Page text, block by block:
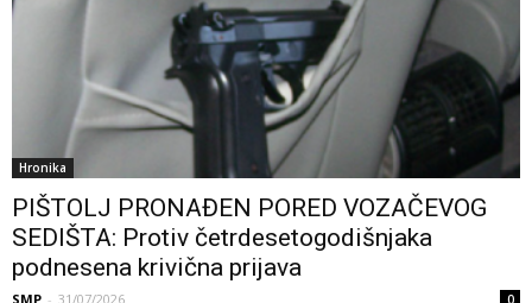
Hronika
PIŠTOLJ PRONAĐEN PORED VOZAČEVOG
SEDIŠTA: Protiv četrdesetogodišnjaka
podnesena krivična prijava
SMP - 31/07/2026